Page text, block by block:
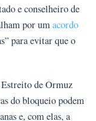
e conselheiro de
por umacordo
para evitar que o
Estreito de Ormuz
do bloqueio podem
e, com elas, a